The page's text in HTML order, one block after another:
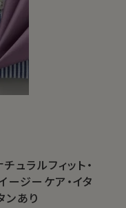
ュラルフィット・
ージーケア・イタ
ンあり